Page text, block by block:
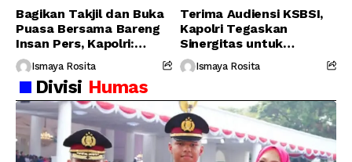
Bagikan Takjil dan Buka
Puasa Bersama Bareng
Insan Pers, Kapolri:
Suara Media Suara
Publik
Ismaya Rosita
Terima Audiensi KSBSI,
Kapolri Tegaskan
Sinergitas untuk
Perjuangkan Hak Buruh
Ismaya Rosita
Divisi Humas